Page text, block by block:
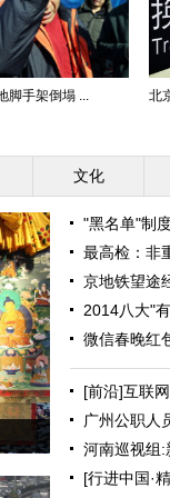
脚手架倒塌 ... 北
文化
"黑名单"制
最高检：非
京地铁望途
2014八大"
微信春晚红
[前沿]互联
广州公职人
河南巡视组:
[行进中国·